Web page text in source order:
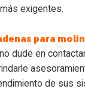
exigentes.
para
dude en
de sus